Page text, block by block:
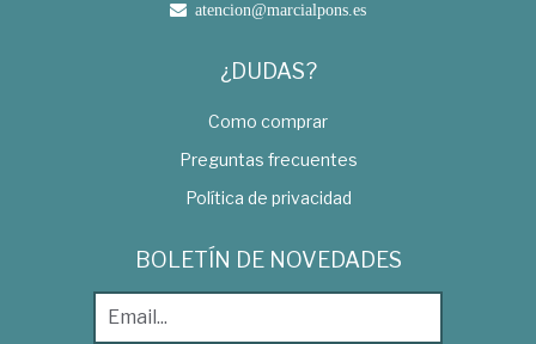
atencion@marcialpons.es
¿DUDAS?
Como comprar
Preguntas frecuentes
Política de privacidad
BOLETÍN DE NOVEDADES